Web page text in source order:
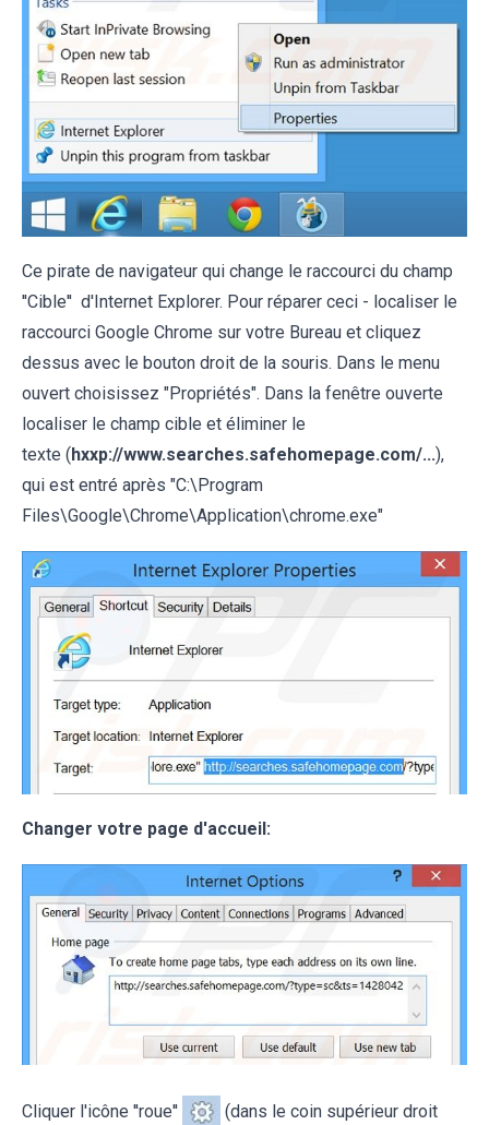
Ce pirate de navigateur qui change le raccourci du champ
''Cible'' d'Internet Explorer. Pour réparer ceci - localiser le
raccourci Google Chrome sur votre Bureau et cliquez
dessus avec le bouton droit de la souris. Dans le menu
ouvert choisissez "Propriétés". Dans la fenêtre ouverte
localiser le champ cible et éliminer le
texte (hxxp://www.searches.safehomepage.com/...),
qui est entré après "C:\Program
Files\Google\Chrome\Application\chrome.exe"
Changer votre page d'accueil:
Cliquer l'icône ''roue'' (dans le coin supérieur droit